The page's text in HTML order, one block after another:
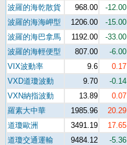
波羅的海乾散貨
968.00 -12.00
波羅的海海岬型
1206.00 -15.00
波羅的海巴拿馬
1192.00 -33.00
波羅的海輕便型
807.00 -6.00
VIX波動率
9.6 0.17
VXD道瓊波動
9.70 -0.14
VXN納指波動
13.89 0.07
羅素大中華
1985.96 20.29
道瓊歐洲
3491.19 17.65
道瓊交通運輸
9484.12 -5.36